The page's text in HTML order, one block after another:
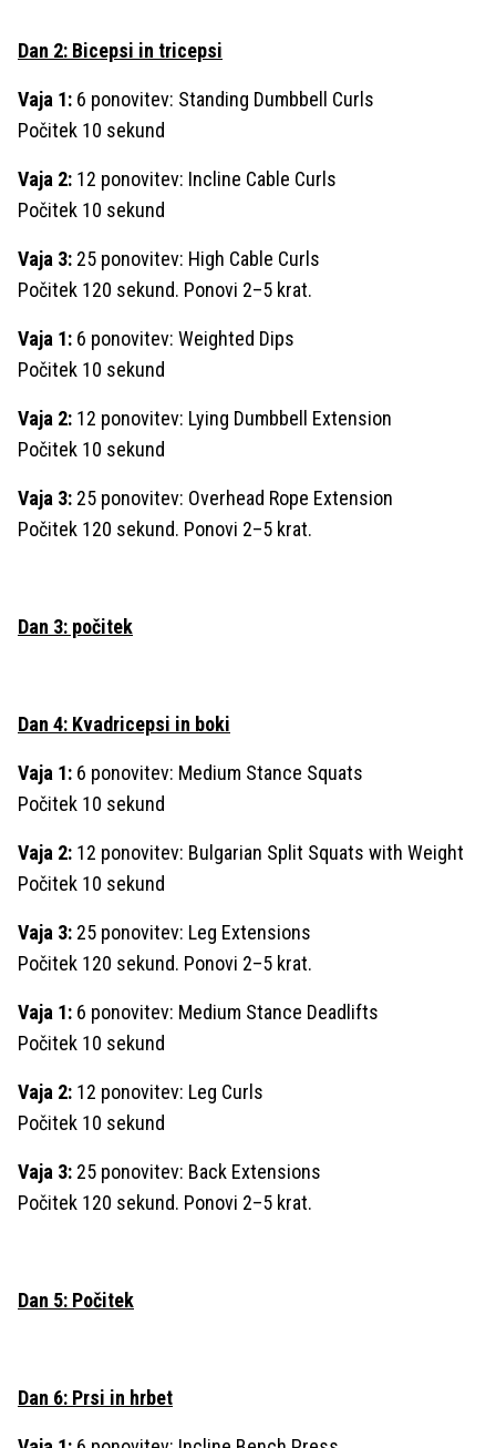
Dan 2: Bicepsi in tricepsi
Vaja 1: 6 ponovitev: Standing Dumbbell Curls
Počitek 10 sekund
Vaja 2: 12 ponovitev: Incline Cable Curls
Počitek 10 sekund
Vaja 3: 25 ponovitev: High Cable Curls
Počitek 120 sekund. Ponovi 2–5 krat.
Vaja 1: 6 ponovitev: Weighted Dips
Počitek 10 sekund
Vaja 2: 12 ponovitev: Lying Dumbbell Extension
Počitek 10 sekund
Vaja 3: 25 ponovitev: Overhead Rope Extension
Počitek 120 sekund. Ponovi 2–5 krat.
Dan 3: počitek
Dan 4: Kvadricepsi in boki
Vaja 1: 6 ponovitev: Medium Stance Squats
Počitek 10 sekund
Vaja 2: 12 ponovitev: Bulgarian Split Squats with Weight
Počitek 10 sekund
Vaja 3: 25 ponovitev: Leg Extensions
Počitek 120 sekund. Ponovi 2–5 krat.
Vaja 1: 6 ponovitev: Medium Stance Deadlifts
Počitek 10 sekund
Vaja 2: 12 ponovitev: Leg Curls
Počitek 10 sekund
Vaja 3: 25 ponovitev: Back Extensions
Počitek 120 sekund. Ponovi 2–5 krat.
Dan 5: Počitek
Dan 6: Prsi in hrbet